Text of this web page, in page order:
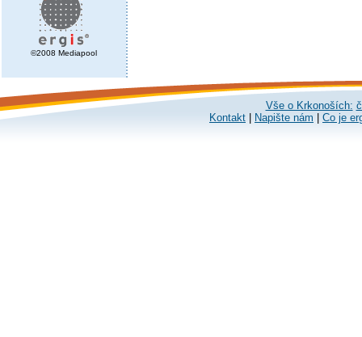
©2008 Mediapool
Vše o Krkonoších:
Kontakt
Napište nám Co je